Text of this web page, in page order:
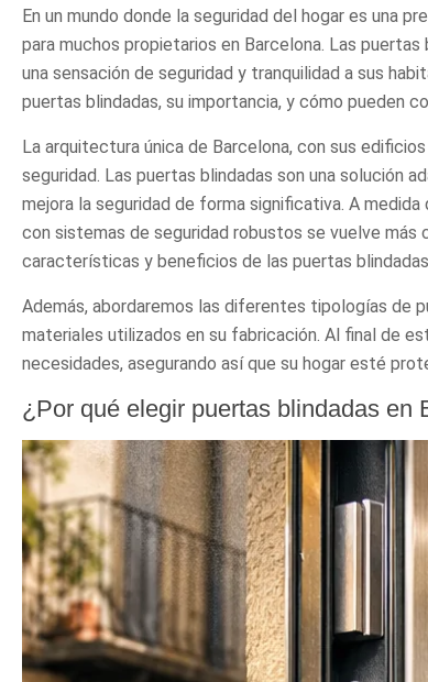
En un mundo donde la seguridad del hogar es una
para muchos propietarios en Barcelona. Las
una sensación de seguridad y tranquilidad a sus
puertas blindadas, su importancia, y cómo pueden
La arquitectura única de Barcelona, con sus
seguridad. Las puertas blindadas son una solución
mejora la seguridad de forma significativa. A
con sistemas de seguridad robustos se vuelve
características y beneficios de las puertas
Además, abordaremos las diferentes tipologías de
materiales utilizados en su fabricación. Al final de
necesidades, asegurando así que su hogar esté
¿Por qué elegir puertas blindadas en